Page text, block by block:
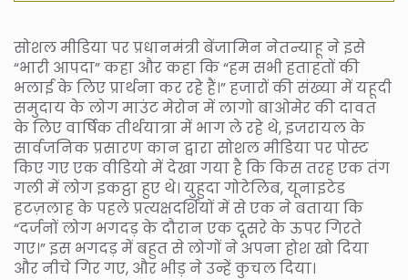
सोशल मीडिया पर प्रधानमंत्री बेंजामिन नेतन्याहू ने इसे
“भारी आपदा” कहा और कहा कि “हम सभी हताहतों की
भलाई के लिए प्रार्थना कर रहे हैं।” हजारों की संख्या में यहूदी
समुदाय के लोग माउंट मेरोन में लागो बाओमेर की दावत
के लिए वार्षिक तीर्थयात्रा में भाग ले रहे थे, इजरायल के
सार्वजनिक प्रसारण कान द्वारा सोशल मीडिया पर पोस्ट
किए गए एक वीडियो में देखा गया है कि किस तरह एक तंग
गली में लोग इकट्ठा हुए थे। युहुदा गोटेलिब, यूनाइटेड
हटज़लाह के पहले प्रत्यक्षदर्शियों में से एक ने बताया कि
“दर्जनों लोग भगदड़ के दौरान एक दूसरे के ऊपर गिरते
गए।” इस भगदड़ में बहुत से लोगों ने अपना होश खो दिया
और नीचे गिर गए, और भीड़ ने उन्हें कुचल दिया।